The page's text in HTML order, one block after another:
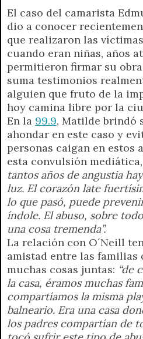
El caso del camarista
dio a conocer
que realizaron las
cuando eran niñas, años
permitieron firmar su
suma testimonios
alguien que fruto de la
hoy camina libre por la
En la 99.9, Matilde brindó
ahondar en este caso y
personas caigan en estos
esta convulsión
tantos años de angustia
luz. El corazón late
lo que pasó, puede
índole. El abuso, sobre
una cosa tremenda”.
La relación con O´Neill
amistad entre las familias
muchas cosas juntas: “de
la casa, éramos muchas
compartíamos la misma
balneario. Era una casa
los padres compartían de